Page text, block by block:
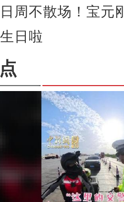
周不散场！宝元
日啦
么个个像妈妈”女子